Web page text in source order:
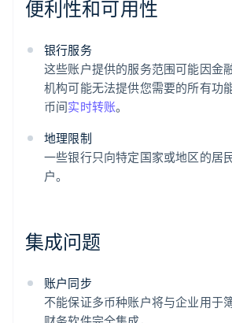
便利性和可用性
银行服务
这些账户提供的服务范围可能因金
机构可能无法提供您需要的所有功
币间实时转账。
地理限制
一些银行只向特定国家或地区的居
户。
集成问题
账户同步
不能保证多币种账户将与企业用于